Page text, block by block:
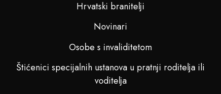
Hrvatski branitelji
Novinari
Osobe s invaliditetom
Štićenici specijalnih ustanova u pratnji roditelja ili
voditelja